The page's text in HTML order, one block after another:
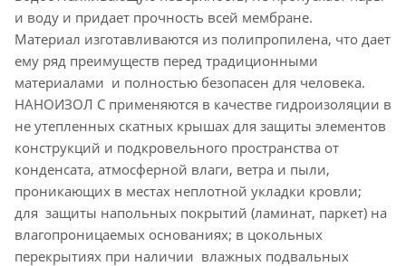
и воду и придает прочность всей мембране.
Материал изготавливаются из полипропилена, что дает
ему ряд преимуществ перед традиционными
материалами и полностью безопасен для человека.
НАНОИЗОЛ С применяются в качестве гидроизоляции в
не утепленных скатных крышах для защиты элементов
конструкций и подкровельного пространства от
конденсата, атмосферной влаги, ветра и пыли,
проникающих в местах неплотной укладки кровли;
для защиты напольных покрытий (ламинат, паркет) на
влагопроницаемых основаниях; в цокольных
перекрытиях при наличии влажных подвальных